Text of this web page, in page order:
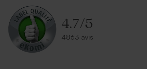
4.7/5
4863 avis